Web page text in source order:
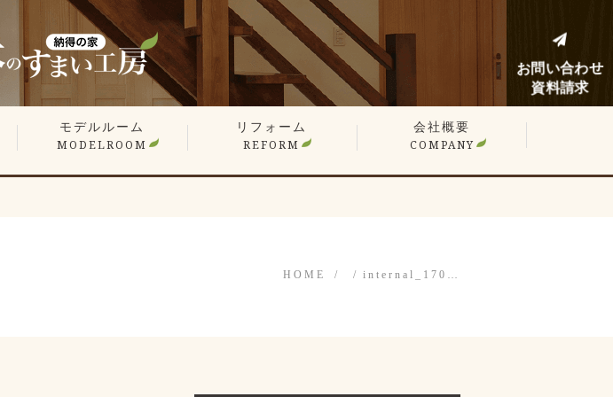
見
モデルルーム
MODELROOM
リフォーム
REFORM
戸建てリフォーム
マンションリフォーム
リフォーム施工事例
リフォームノウハウブログ
会社概要
COMPANY
HOME internal_170…
お問い合わせ
資料請求